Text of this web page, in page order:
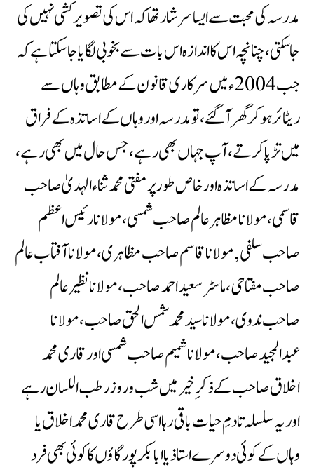
مدرسہ کی محبت سے ایسا سرشار تھا کہ اس کی تصویر کشی نہیں کی
جاسکتی ، چنانچہ اس کا اندازہ اس بات سے بخوبی لگایا جاسکتا ہے کہ
جب 2004ء میں سرکاری قانون کے مطابق وہاں سے
ریٹائر ہوکر گھر آگئے ، تو مدرسہ اور وہاں کے اساتذہ کے فراق
میں تڑپاکرتے، آپ جہاں بھی رہے، جس حال میں بھی رہے ،
مدرسہ کے اساتذہ اور خاص طورپر مفتی محمد ثناء الہدیٰ صاحب
قاسمی ، مولانا مظاہر عالم صاحب شمسی ، مولانا رئیس اعظم
صاحب سلفی , مولانا قاسم صاحب مظاہری ،مولانا آفتاب عالم
صاحب مفتاحی، ماسٹر سعیداحمد صاحب ، مولانا نظیر عالم
صاحب ندوی، مولانا سید محمد شمس الحق صاحب ، مولانا
عبدالمجید صاحب،مولانا شمیم صاحب شمسی اور قاری محمد
اخلاق صاحب کے ذکرِ خیر میں شب وروز رطب اللسان رہے
اور یہ سلسلہ تادمِ حیات باقی رہااسی طرح قاری محمد اخلاق یا
وہاں کے کوئی دوسرے استاذ یا ابا بکر پور گاؤں کا کوئی بھی فرد